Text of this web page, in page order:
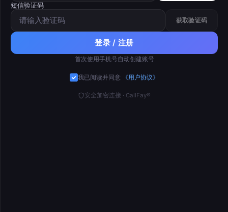
短信验证码
获取验证码
登录 / 注册
首次使用手机号自动创建账号
我已阅读并同意 《用户协议》
安全加密连接 · CallFay®